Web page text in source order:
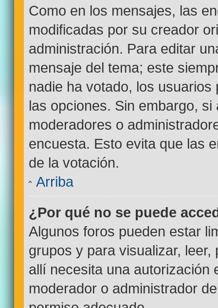
Como en los mensajes, las
modificadas por su creador
administración. Para editar
mensaje del tema; este
nadie ha votado, los
las opciones. Sin embargo,
moderadores o
encuesta. Esto evita que las
de la votación.
Arriba
¿Por qué no se puede
Algunos foros pueden estar
grupos y para visualizar,
allí necesita una autorización
moderador o administrador